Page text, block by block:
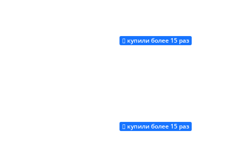
Купить
купили более 15 раз
Купить
купили более 15 раз